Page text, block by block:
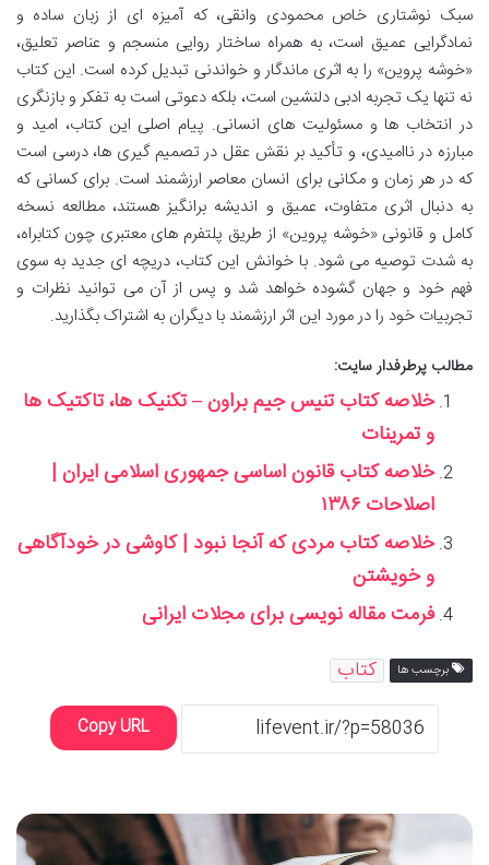
سبک نوشتاری خاص محمودی وانقی، که آمیزه ای از زبان ساده و
نمادگرایی عمیق است، به همراه ساختار روایی منسجم و عناصر تعلیق،
«خوشه پروین» را به اثری ماندگار و خواندنی تبدیل کرده است. این کتاب
نه تنها یک تجربه ادبی دلنشین است، بلکه دعوتی است به تفکر و بازنگری
در انتخاب ها و مسئولیت های انسانی. پیام اصلی این کتاب، امید و
مبارزه در ناامیدی، و تأکید بر نقش عقل در تصمیم گیری ها، درسی است
که در هر زمان و مکانی برای انسان معاصر ارزشمند است. برای کسانی که
به دنبال اثری متفاوت، عمیق و اندیشه برانگیز هستند، مطالعه نسخه
کامل و قانونی «خوشه پروین» از طریق پلتفرم های معتبری چون کتابراه،
به شدت توصیه می شود. با خوانش این کتاب، دریچه ای جدید به سوی
فهم خود و جهان گشوده خواهد شد و پس از آن می توانید نظرات و
تجربیات خود را در مورد این اثر ارزشمند با دیگران به اشتراک بگذارید.
مطالب پرطرفدار سایت:
خلاصه کتاب تنیس جیم براون – تکنیک ها، تاکتیک ها
و تمرینات
خلاصه کتاب قانون اساسی جمهوری اسلامی ایران |
اصلاحات ۱۳۸۶
خلاصه کتاب مردی که آنجا نبود | کاوشی در خودآگاهی
و خویشتن
فرمت مقاله نویسی برای مجلات ایرانی
برچسب ها کتاب
Copy URL